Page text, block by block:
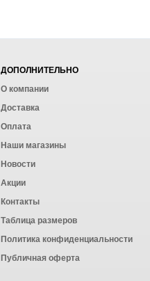
ДОПОЛНИТЕЛЬНО
О компании
Доставка
Оплата
Наши магазины
Новости
Акции
Контакты
Таблица размеров
Политика конфиденциальности
Публичная оферта